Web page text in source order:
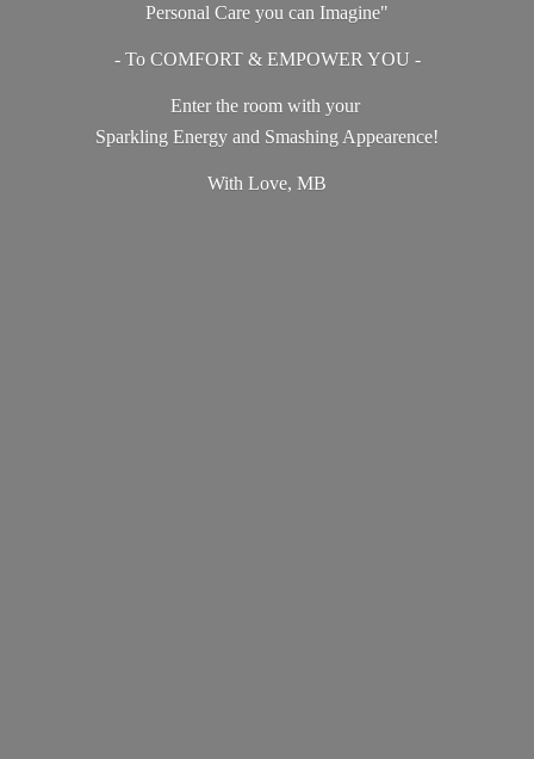
Personal Care you can Imagine"
- To COMFORT & EMPOWER YOU -
Enter the room with your
Sparkling Energy and Smashing Appearence!
With Love, MB